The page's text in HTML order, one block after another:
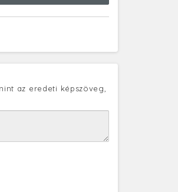
az eredeti képszöveg,